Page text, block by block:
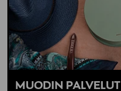
MUODIN PALVELUT